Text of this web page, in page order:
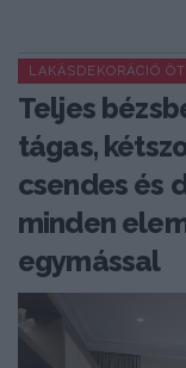
LAKÁSDEKORÁCIÓ
Teljes
tágas,
csendes és
minden
egymással